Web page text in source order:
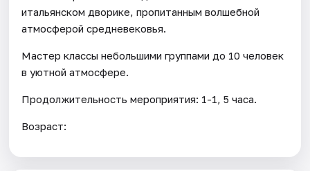
итальянском дворике, пропитанным волшебной
атмосферой средневековья.
Мастер классы небольшими группами до 10 человек
в уютной атмосфере.
Продолжительность мероприятия: 1-1, 5 часа.
Возраст: